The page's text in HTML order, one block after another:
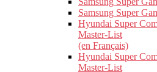
Samsung Super
Hyundai Super
Master-List
(en Français)
Hyundai Super
Master-List